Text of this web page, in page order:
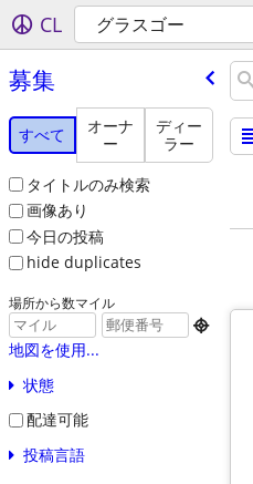
CL グラスゴー
募集
すべて
オーナ
ー
ディー
ラー
タイトルのみ検索
画像あり
今日の投稿
hide duplicates
場所から数マイル

地図を使用...
状態
配達可能
投稿言語